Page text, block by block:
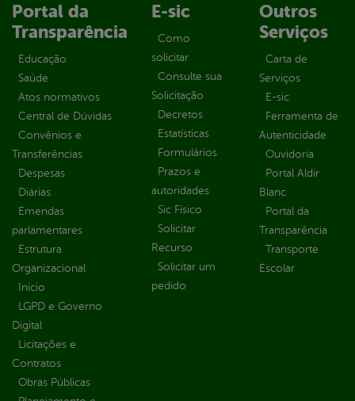
Portal da
Transparência
Educação
Saúde
Atos normativos
Central de Dúvidas
Convênios e
Transferências
Despesas
Diárias
Emendas
parlamentares
Estrutura
Organizacional
Inicio
LGPD e Governo
Digital
Licitações e
Contratos
Obras Públicas
E-sic
Como
solicitar
Consulte sua
Solicitação
Decretos
Estatísticas
Formulários
Prazos e
autoridades
Sic Físico
Solicitar
Recurso
Solicitar um
pedido
Outros
Serviços
Carta de
Serviços
E-sic
Ferramenta de
Autenticidade
Ouvidoria
Portal Aldir
Blanc
Portal da
Transparência
Transporte
Escolar